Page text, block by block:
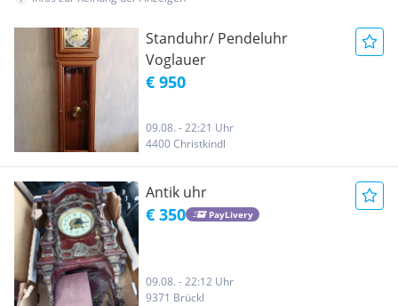
Standuhr/ Pendeluhr
Voglauer
€ 950
09.08. - 22:21 Uhr
4400 Christkindl
Antik uhr
€ 350 PayLivery
09.08. - 22:12 Uhr
9371 Brückl